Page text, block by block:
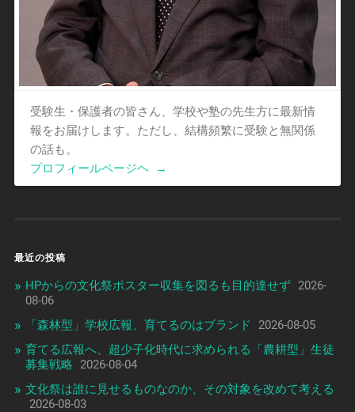
受験生・保護者の皆さん、学校や塾の先生方に最新情
報をお届けします。ただし、結構頻繁に受験と無関係
の話も。
プロフィールページヘ
→
最近の投稿
HPからの文化祭ポスター収集を図るも目的達せず 2026-
08-06
「森林型」学校広報、育てるのはブランド
2026-08-05
育てる広報へ、超少子化時代に求められる「農耕型」生徒
募集戦略
2026-08-04
文化祭は誰に見せるものなのか、その対象を改めて考える
2026-08-03